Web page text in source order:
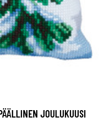
JOULUKUUSI